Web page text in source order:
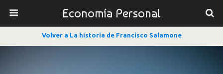
Economía Personal
Volver a La historia de Francisco Salamone